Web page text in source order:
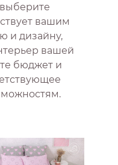
вашим
и дизайну,
вашей
бюджет и